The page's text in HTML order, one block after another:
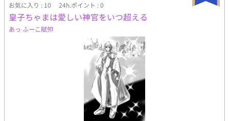
お気に入り : 10 24h.ポイント : 0
皇子ちゃまは愛しい神官をいつ超える
あっ ふーこ賦夘